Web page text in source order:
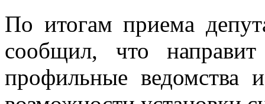
По итогам приема
сообщил, что
профильные ведомства